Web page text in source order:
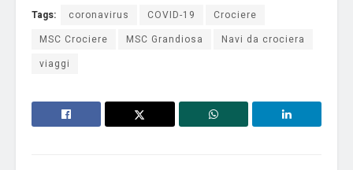
Tags: coronavirus COVID-19
Crociere
MSC Crociere
MSC Grandiosa
Navi da crociera
viaggi